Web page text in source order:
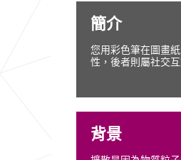
簡介
您用彩色筆在圖畫
性，後者則屬社交
背景